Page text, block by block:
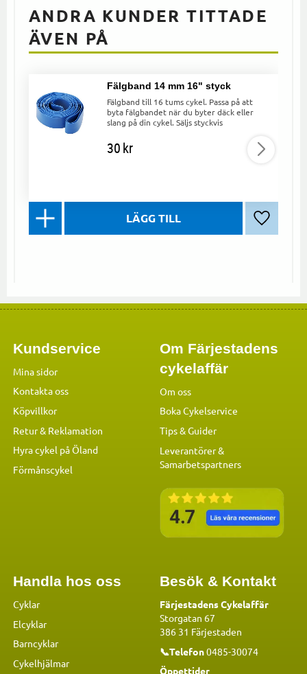
ANDRA KUNDER TITTADE
ÄVEN PÅ
Fälgband 14 mm 16" styck
Fälgband till 16 tums cykel. Passa på att
byta fälgbandet när du byter däck eller
slang på din cykel. Säljs styckvis
30kr
Lägg till
Kundservice
Mina sidor
Kontakta oss
Köpvillkor
Retur & Reklamation
Hyra cykel på Öland
Förmånscykel
Om Färjestadens
cykelaffär
Om oss
Boka Cykelservice
Tips & Guider
Leverantörer &
Samarbetspartners
Handla hos oss
Cyklar
Elcyklar
Barncyklar
Cykelhjälmar
Besök & Kontakt
Färjestadens Cykelaffär
Storgatan 67
386 31 Färjestaden
📞Telefon0485-30074
Öppettider